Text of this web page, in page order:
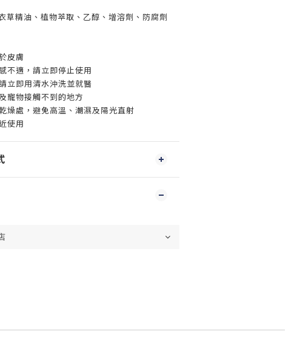
草精油、植物萃取、乙醇、增溶劑、防腐劑
皮膚
不適，請立即停止使用
立即用清水沖洗並就醫
寵物接觸不到的地方
燥處，避免高溫、潮濕及陽光直射
使用